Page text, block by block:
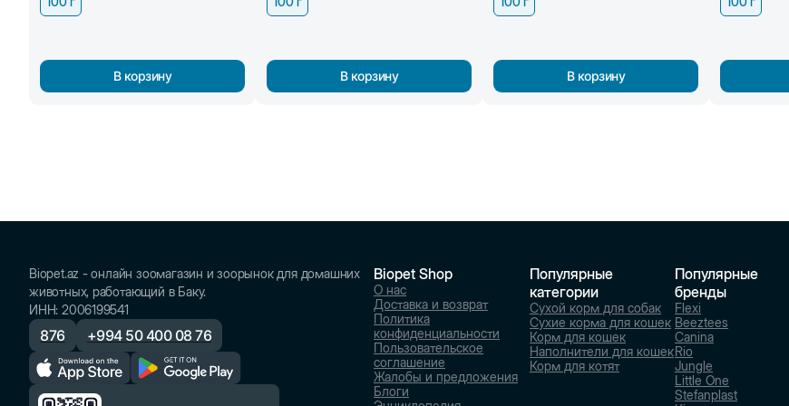
В корзину В корзину В корзину
Biopet.az - онлайн зоомагазин и зоорынок для домашних
животных, работающий в Баку.
ИНН: 2006199541
876 +994 50 400 08 76
Biopet Shop
О нас
Доставка и возврат
Политика
конфиденциальности
Пользовательское
соглашение
Жалобы и предложения
Блоги
Популярные
категории
Сухой корм для собак
Сухие корма для кошек
Корм для кошек
Наполнители для кошек
Корм для котят
Популярные
бренды
Flexi
Beeztees
Canina
Rio
Jungle
Little One
Stefanplast